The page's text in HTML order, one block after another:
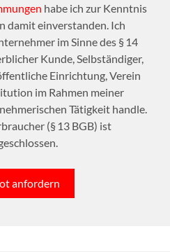
habe ich zur Kenntnis
damit einverstanden. Ich
im Sinne des § 14
Kunde, Selbständiger,
Einrichtung, Verein
im Rahmen meiner
Tätigkeit handle.
(§ 13 BGB) ist
anfordern